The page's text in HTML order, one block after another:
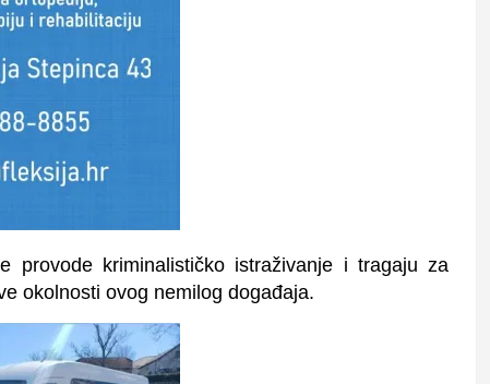
provode kriminalističko istraživanje i tragaju za
okolnosti ovog nemilog događaja.